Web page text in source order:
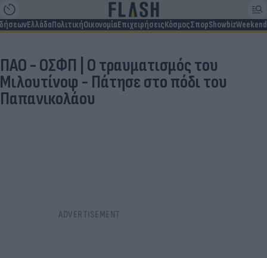
ΕλλάδαΠολιτικήΟικονομίαΕπιχειρήσειςΚόσμοςΣπορShowbizWeekend
ΠΑΟ - ΟΣΦΠ | Ο τραυματισμός του
Μιλουτίνοφ - Πάτησε στο πόδι του
Παπανικολάου